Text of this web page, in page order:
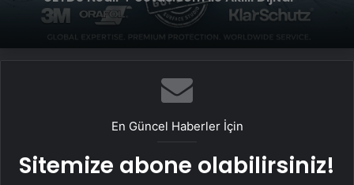
UETDS Nedir ? Uetds.com İle Akıllı Dijital
Taşımacılık Yazılımı
Politikası ve Hakan Fidan Faktörü
En Güncel Haberler İçin
Sitemize abone olabilirsiniz!